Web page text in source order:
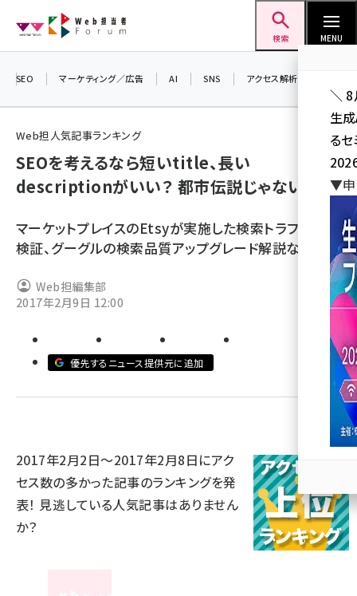
ン
検索 MENU
seo (3538)
youtube (2444)
セミナー (2315)
meo (1281)
SEO マーケティング／広告 AI SNS アクセス解析／データ分析
Web担人気記事ランキング
SEOを考えるなら短いtitle、長い
descriptionがいい？ 都市伝説じゃないの？
マーケットプレイスのEtsyが実施した検索トラフィック
検証、グーグルの検索品質アップグレード解説など
Web担編集部
2017年2月9日 12:00
優先するニュース提供元に追加
2017年2月2日～2017年2月8日にアク
セス数の多かった記事のランキングを発
表！ 見逃している人気記事はありません
か？
＼ 8
生
る
▼申